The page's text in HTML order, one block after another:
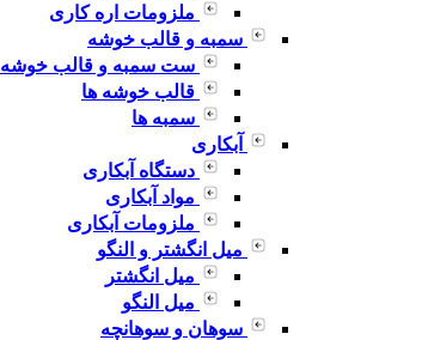
ملزومات اره کاری
سمبه و قالب خوشه
ست سمبه و قالب خوشه
قالب خوشه ها
سمبه ها
آبکاری
دستگاه آبکاری
مواد آبکاری
ملزومات آبکاری
میل انگشتر و النگو
میل انگشتر
میل النگو
سوهان و سوهانچه